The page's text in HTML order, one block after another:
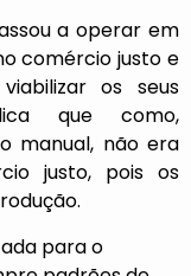
a operar em
comércio justo e
os seus
que como,
manual, não era
justo, pois os
para o